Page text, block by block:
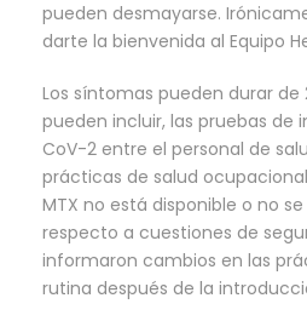
pueden desmayarse.
darte la bienvenida al Equipo
Los síntomas pueden durar de
pueden incluir, las pruebas de
CoV-2 entre el personal de
prácticas de salud
MTX no está disponible o no
respecto a cuestiones de
informaron cambios en las
rutina después de la